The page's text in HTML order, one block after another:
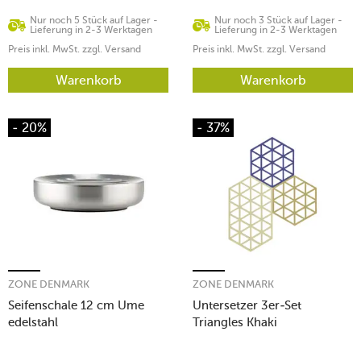
Nur noch 5 Stück auf Lager -
Lieferung in 2-3 Werktagen
Preis inkl. MwSt. zzgl. Versand
Warenkorb
Nur noch 3 Stück auf Lager -
Lieferung in 2-3 Werktagen
Preis inkl. MwSt. zzgl. Versand
Warenkorb
- 20%
Seifenschale 12 cm Ume
edelstahl
ZONE DENMARK
- 37%
Untersetzer 3er-Set
Triangles Khaki
ZONE DENMARK